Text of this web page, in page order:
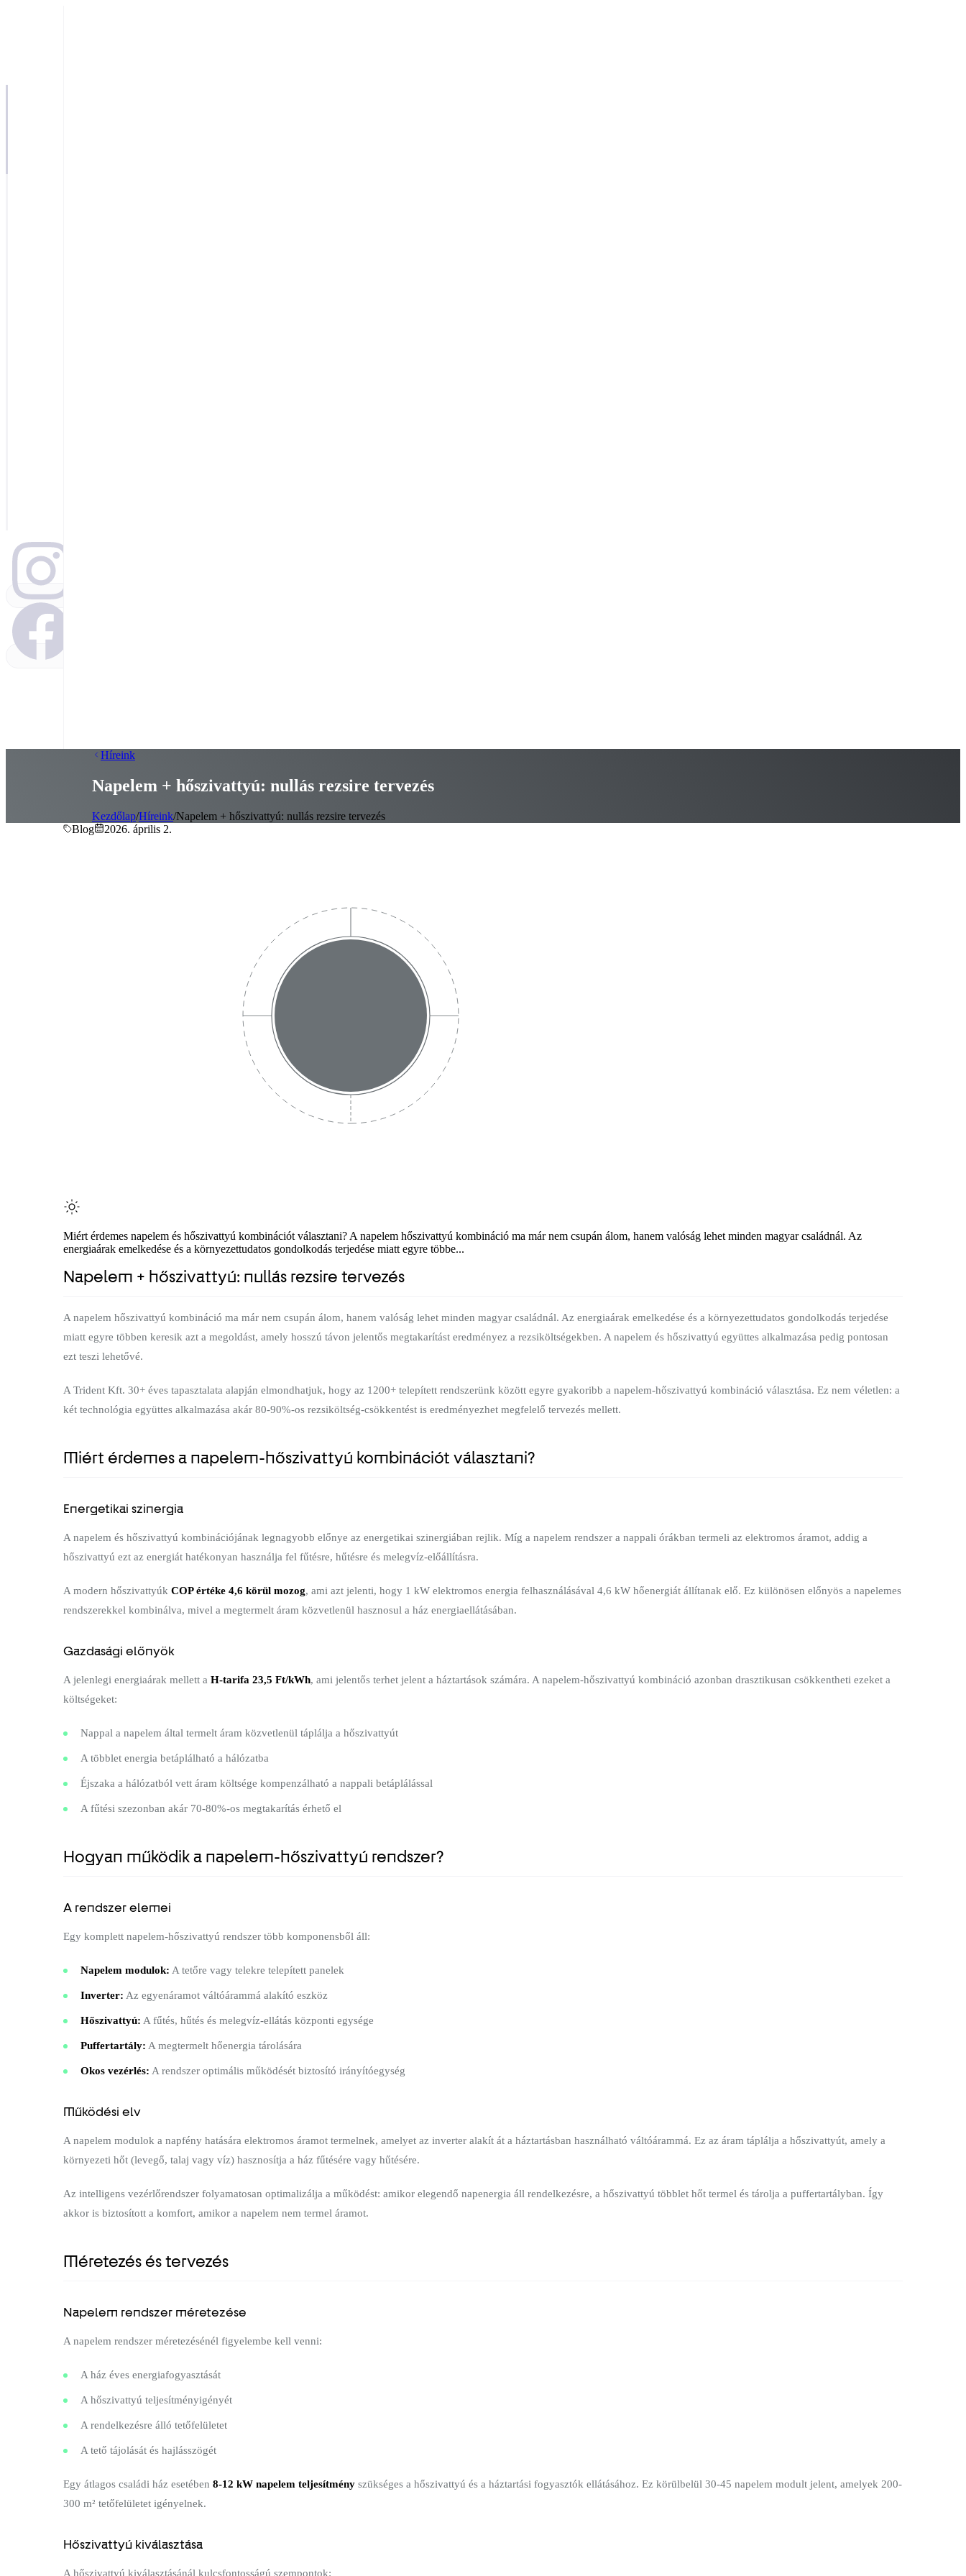
Híreink
Napelem + hőszivattyú: nullás rezsire tervezés
Kezdőlap/Híreink/Napelem + hőszivattyú: nullás rezsire tervezés
Blog
2026. április 2.
Miért érdemes napelem és hőszivattyú kombinációt választani? A napelem hőszivattyú kombináció ma már nem csupán álom, hanem valóság lehet minden magyar családnál. Az
energiaárak emelkedése és a környezettudatos gondolkodás terjedése miatt egyre többe...
Napelem + hőszivattyú: nullás rezsire tervezés
A napelem hőszivattyú kombináció ma már nem csupán álom, hanem valóság lehet minden magyar családnál. Az energiaárak emelkedése és a környezettudatos gondolkodás terjedése
miatt egyre többen keresik azt a megoldást, amely hosszú távon jelentős megtakarítást eredményez a rezsiköltségekben. A napelem és hőszivattyú együttes alkalmazása pedig pontosan
ezt teszi lehetővé.
A Trident Kft. 30+ éves tapasztalata alapján elmondhatjuk, hogy az 1200+ telepített rendszerünk között egyre gyakoribb a napelem-hőszivattyú kombináció választása. Ez nem véletlen: a
két technológia együttes alkalmazása akár 80-90%-os rezsiköltség-csökkentést is eredményezhet megfelelő tervezés mellett.
Miért érdemes a napelem-hőszivattyú kombinációt választani?
Energetikai szinergia
A napelem és hőszivattyú kombinációjának legnagyobb előnye az energetikai szinergiában rejlik. Míg a napelem rendszer a nappali órákban termeli az elektromos áramot, addig a
hőszivattyú ezt az energiát hatékonyan használja fel fűtésre, hűtésre és melegvíz-előállításra.
A modern hőszivattyúk COP értéke 4,6 körül mozog, ami azt jelenti, hogy 1 kW elektromos energia felhasználásával 4,6 kW hőenergiát állítanak elő. Ez különösen előnyös a napelemes
rendszerekkel kombinálva, mivel a megtermelt áram közvetlenül hasznosul a ház energiaellátásában.
Gazdasági előnyök
A jelenlegi energiaárak mellett a H-tarifa 23,5 Ft/kWh, ami jelentős terhet jelent a háztartások számára. A napelem-hőszivattyú kombináció azonban drasztikusan csökkentheti ezeket a
költségeket:
Nappal a napelem által termelt áram közvetlenül táplálja a hőszivattyút
A többlet energia betáplálható a hálózatba
Éjszaka a hálózatból vett áram költsége kompenzálható a nappali betáplálással
A fűtési szezonban akár 70-80%-os megtakarítás érhető el
Hogyan működik a napelem-hőszivattyú rendszer?
A rendszer elemei
Egy komplett napelem-hőszivattyú rendszer több komponensből áll:
Napelem modulok: A tetőre vagy telekre telepített panelek
Inverter: Az egyenáramot váltóárammá alakító eszköz
Hőszivattyú: A fűtés, hűtés és melegvíz-ellátás központi egysége
Puffertartály: A megtermelt hőenergia tárolására
Okos vezérlés: A rendszer optimális működését biztosító irányítóegység
Működési elv
A napelem modulok a napfény hatására elektromos áramot termelnek, amelyet az inverter alakít át a háztartásban használható váltóárammá. Ez az áram táplálja a hőszivattyút, amely a
környezeti hőt (levegő, talaj vagy víz) hasznosítja a ház fűtésére vagy hűtésére.
Az intelligens vezérlőrendszer folyamatosan optimalizálja a működést: amikor elegendő napenergia áll rendelkezésre, a hőszivattyú többlet hőt termel és tárolja a puffertartályban. Így
akkor is biztosított a komfort, amikor a napelem nem termel áramot.
Méretezés és tervezés
Napelem rendszer méretezése
A napelem rendszer méretezésénél figyelembe kell venni:
A ház éves energiafogyasztását
A hőszivattyú teljesítményigényét
A rendelkezésre álló tetőfelületet
A tető tájolását és hajlásszögét
Egy átlagos családi ház esetében 8-12 kW napelem teljesítmény szükséges a hőszivattyú és a háztartási fogyasztók ellátásához. Ez körülbelül 30-45 napelem modult jelent, amelyek 200-
300 m² tetőfelületet igényelnek.
Hőszivattyú kiválasztása
A hőszivattyú kiválasztásánál kulcsfontosságú szempontok: